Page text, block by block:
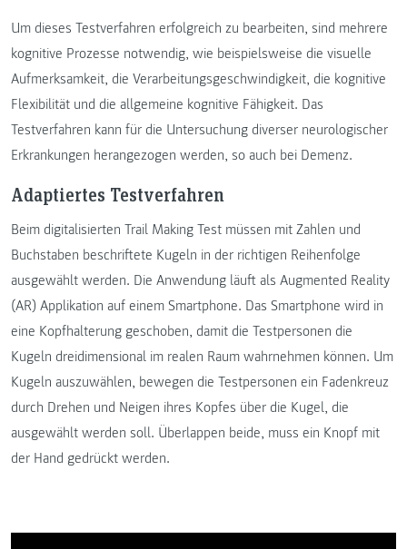
Um dieses Testverfahren erfolgreich zu bearbeiten, sind mehrere
kognitive Prozesse notwendig, wie beispielsweise die visuelle
Aufmerksamkeit, die Verarbeitungsgeschwindigkeit, die kognitive
Flexibilität und die allgemeine kognitive Fähigkeit. Das
Testverfahren kann für die Untersuchung diverser neurologischer
Erkrankungen herangezogen werden, so auch bei Demenz.
Adaptiertes Testverfahren
Beim digitalisierten Trail Making Test müssen mit Zahlen und
Buchstaben beschriftete Kugeln in der richtigen Reihenfolge
ausgewählt werden. Die Anwendung läuft als Augmented Reality
(AR) Applikation auf einem Smartphone. Das Smartphone wird in
eine Kopfhalterung geschoben, damit die Testpersonen die
Kugeln dreidimensional im realen Raum wahrnehmen können. Um
Kugeln auszuwählen, bewegen die Testpersonen ein Fadenkreuz
durch Drehen und Neigen ihres Kopfes über die Kugel, die
ausgewählt werden soll. Überlappen beide, muss ein Knopf mit
der Hand gedrückt werden.